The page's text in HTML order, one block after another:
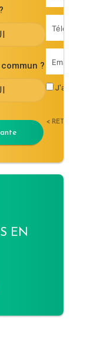
?
J'accepte
< RETOUR
EN